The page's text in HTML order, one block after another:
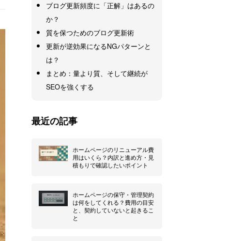
ブログ更新頻度に「正解」はあるの
か？
質を保つためのブログ更新術
更新が逆効果になるNGパターンと
は？
まとめ：量より質、そして継続が
SEOを強くする
最近の記事
ホームページのリニューアル費
用はいくら？内訳と進め方・見
積もりで確認したいポイント
ホームページの保守・管理契約
は何をしてくれる？費用の目安
と、契約していないと起きるこ
と